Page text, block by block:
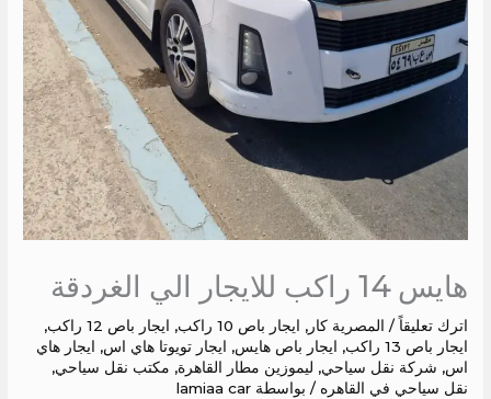
هايس 14 راكب للايجار الي الغردقة
اترك تعليقاً / المصرية كار, ايجار باص 10 راكب , ايجار باص 12 راكب
,
ايجار باص 13 راكب
, ايجار باص هايس, ايجار تويوتا هاي اس, ايجار هاي
اس, شركة نقل سياحي, ليموزين مطار القاهرة, مكتب نقل سياحي,
نقل سياحي في القاهره / بواسطة lamiaa car